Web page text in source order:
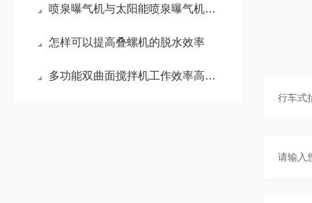
喷泉曝气机与太阳能喷泉曝气机哪个更为省电
怎样可以提高叠螺机的脱水效率
多功能双曲面搅拌机工作效率高，全靠叶轮这个水力设计结构